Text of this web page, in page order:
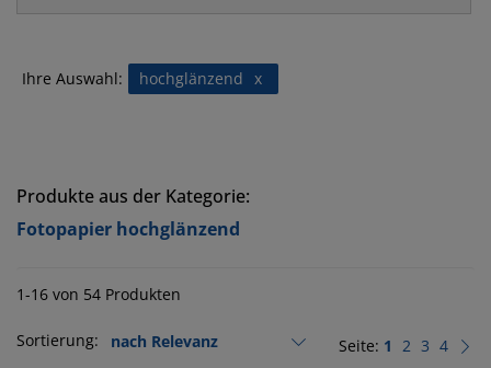
Ihre Auswahl: x
hochglänzend
Produkte aus der Kategorie:
Fotopapier hochglänzend
1-16 von 54 Produkten
Sortierung: Seite: 1 2 3 4